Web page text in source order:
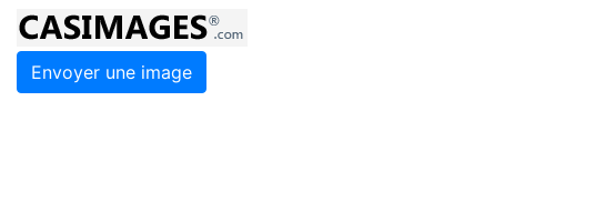
Envoyer une image